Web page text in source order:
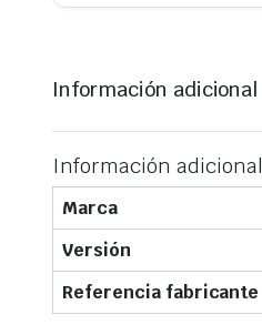
Información adicional
Información adicional
Marca
Versión
Referencia fabricante